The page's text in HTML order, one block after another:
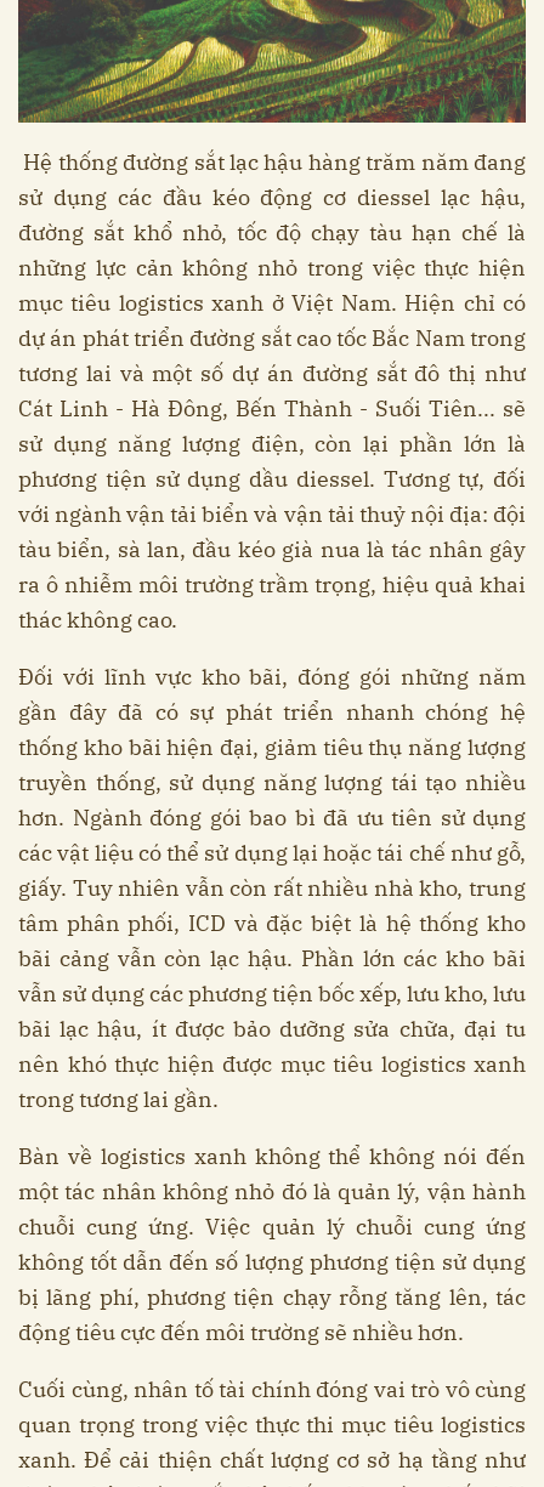
Hệ thống đường sắt lạc hậu hàng trăm năm đang
sử dụng các đầu kéo động cơ diessel lạc hậu,
đường sắt khổ nhỏ, tốc độ chạy tàu hạn chế là
những lực cản không nhỏ trong việc thực hiện
mục tiêu logistics xanh ở Việt Nam. Hiện chỉ có
dự án phát triển đường sắt cao tốc Bắc Nam trong
tương lai và một số dự án đường sắt đô thị như
Cát Linh - Hà Đông, Bến Thành - Suối Tiên... sẽ
sử dụng năng lượng điện, còn lại phần lớn là
phương tiện sử dụng dầu diessel. Tương tự, đối
với ngành vận tải biển và vận tải thuỷ nội địa: đội
tàu biển, sà lan, đầu kéo già nua là tác nhân gây
ra ô nhiễm môi trường trầm trọng, hiệu quả khai
thác không cao.
Đối với lĩnh vực kho bãi, đóng gói những năm
gần đây đã có sự phát triển nhanh chóng hệ
thống kho bãi hiện đại, giảm tiêu thụ năng lượng
truyền thống, sử dụng năng lượng tái tạo nhiều
hơn. Ngành đóng gói bao bì đã ưu tiên sử dụng
các vật liệu có thể sử dụng lại hoặc tái chế như gỗ,
giấy. Tuy nhiên vẫn còn rất nhiều nhà kho, trung
tâm phân phối, ICD và đặc biệt là hệ thống kho
bãi cảng vẫn còn lạc hậu. Phần lớn các kho bãi
vẫn sử dụng các phương tiện bốc xếp, lưu kho, lưu
bãi lạc hậu, ít được bảo dưỡng sửa chữa, đại tu
nên khó thực hiện được mục tiêu logistics xanh
trong tương lai gần.
Bàn về logistics xanh không thể không nói đến
một tác nhân không nhỏ đó là quản lý, vận hành
chuỗi cung ứng. Việc quản lý chuỗi cung ứng
không tốt dẫn đến số lượng phương tiện sử dụng
bị lãng phí, phương tiện chạy rỗng tăng lên, tác
động tiêu cực đến môi trường sẽ nhiều hơn.
Cuối cùng, nhân tố tài chính đóng vai trò vô cùng
quan trọng trong việc thực thi mục tiêu logistics
xanh. Để cải thiện chất lượng cơ sở hạ tầng như